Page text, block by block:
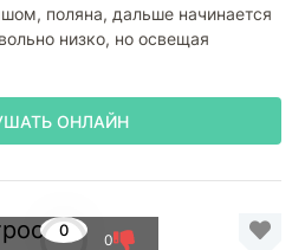
поляна, дальше начинается
низко, но освещая
ОНЛАЙН
0
0